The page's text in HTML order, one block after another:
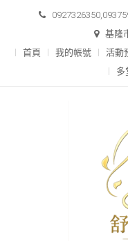
content
基隆
首頁
我的帳號 活動
多